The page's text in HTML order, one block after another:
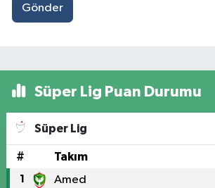
Gönder
Süper Lig Puan Durumu
Süper Lig
# Takım
1 Amed